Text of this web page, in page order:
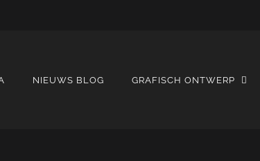
NIEUWS BLOG GRAFISCH ONTWERP